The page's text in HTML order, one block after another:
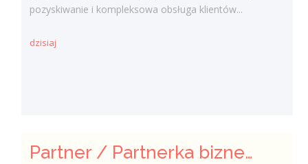
pozyskiwanie i kompleksowa obsługa klientów...
dzisiaj
Partner / Partnerka biznesowa – agencja marketingu internetowego (model franczyzowy)